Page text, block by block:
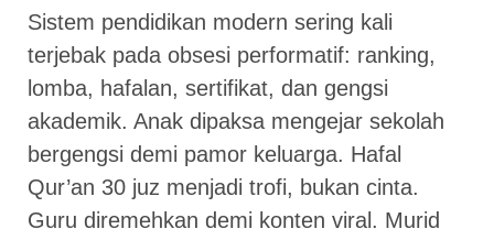
Sistem pendidikan modern sering kali
terjebak pada obsesi performatif: ranking,
lomba, hafalan, sertifikat, dan gengsi
akademik. Anak dipaksa mengejar sekolah
bergengsi demi pamor keluarga. Hafal
Qur’an 30 juz menjadi trofi, bukan cinta.
Guru diremehkan demi konten viral. Murid